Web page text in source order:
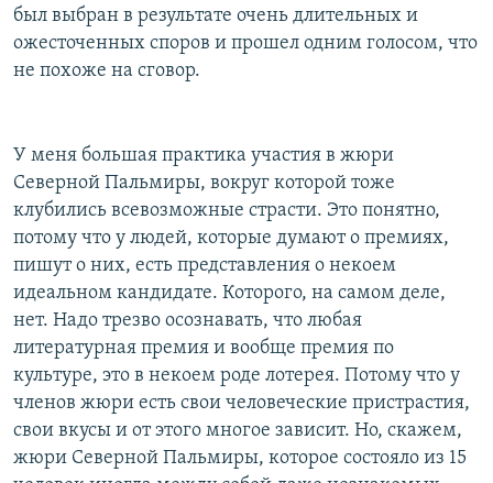
был выбран в результате очень длительных и
ожесточенных споров и прошел одним голосом, что
не похоже на сговор.
У меня большая практика участия в жюри
Северной Пальмиры, вокруг которой тоже
клубились всевозможные страсти. Это понятно,
потому что у людей, которые думают о премиях,
пишут о них, есть представления о некоем
идеальном кандидате. Которого, на самом деле,
нет. Надо трезво осознавать, что любая
литературная премия и вообще премия по
культуре, это в некоем роде лотерея. Потому что у
членов жюри есть свои человеческие пристрастия,
свои вкусы и от этого многое зависит. Но, скажем,
жюри Северной Пальмиры, которое состояло из 15